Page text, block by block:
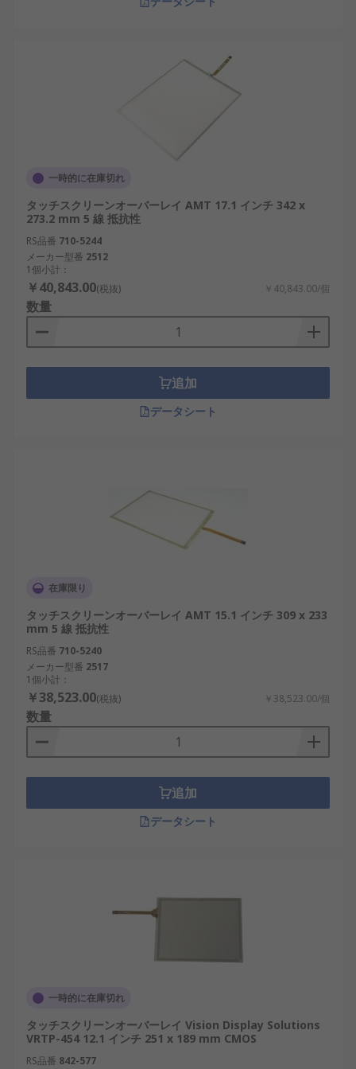
一時的に在庫切れ
タッチスクリーンオーバーレイ AMT 17.1 インチ 342 x
273.2 mm 5 線 抵抗性
RS品番 710-5244
メーカー型番 2512
1個小計：
￥40,843.00(税抜) ￥40,843.00/個
数量
追加
データシート
在庫限り
タッチスクリーンオーバーレイ AMT 15.1 インチ 309 x 233
mm 5 線 抵抗性
RS品番 710-5240
メーカー型番 2517
1個小計：
￥38,523.00(税抜) ￥38,523.00/個
数量
追加
データシート
一時的に在庫切れ
タッチスクリーンオーバーレイ Vision Display Solutions
VRTP-454 12.1 インチ 251 x 189 mm CMOS
RS品番 842-577